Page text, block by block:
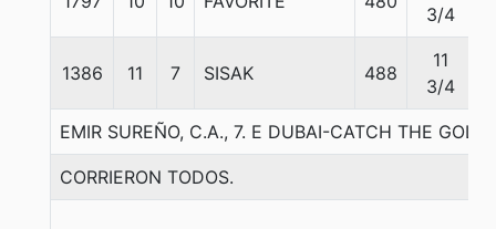
3/4
1386 11 7 SISAK 488
11
3/4
EMIR SUREÑO, C.A., 7. E DUBAI-CATCH THE
CORRIERON TODOS.